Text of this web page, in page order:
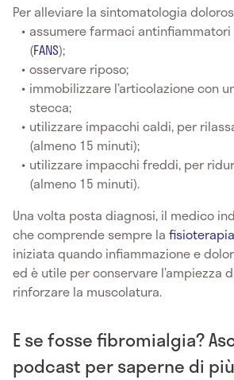
Per alleviare la sintomatologia
assumere farmaci
(FANS);
osservare riposo;
immobilizzare l’articolazione con
stecca;
utilizzare impacchi caldi, per
(almeno 15 minuti);
utilizzare impacchi freddi, per
(almeno 15 minuti).
Una volta posta diagnosi, il medico
che comprende sempre la fisioterapia
iniziata quando infiammazione e
ed è utile per conservare l’ampiezza
rinforzare la muscolatura.
E se fosse fibromialgia?
podcast per saperne di